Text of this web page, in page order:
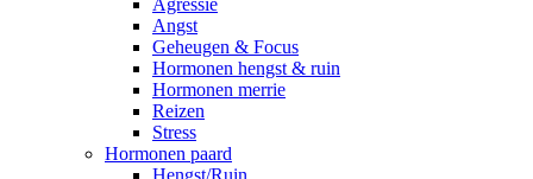
Agressie
Angst
Geheugen & Focus
Hormonen hengst & ruin
Hormonen merrie
Reizen
Stress
Hormonen paard
Hengst/Ruin